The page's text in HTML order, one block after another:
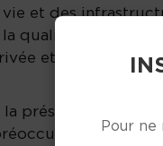
et des
qualité de vie des
et la sécurité
préservation du
qui
Pour